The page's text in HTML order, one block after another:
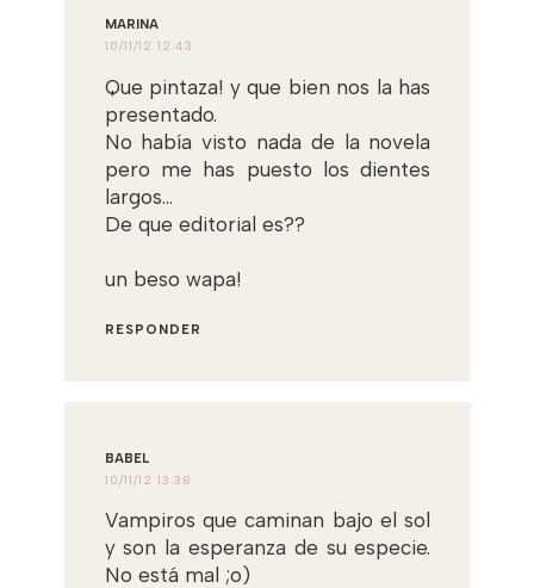
MARINA
10/11/12 12:43
Que pintaza! y que bien nos la has
presentado.
No había visto nada de la novela
pero me has puesto los dientes
largos...
De que editorial es??
un beso wapa!
RESPONDER
BABEL
10/11/12 13:38
Vampiros que caminan bajo el sol
y son la esperanza de su especie.
No está mal ;o)